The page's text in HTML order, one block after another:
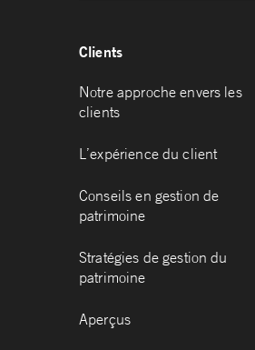
Clients
Notre approche envers les
clients
L’expérience du client
Conseils en gestion de
patrimoine
Stratégies de gestion du
patrimoine
Aperçus